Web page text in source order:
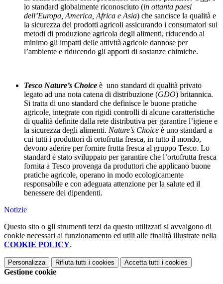
lo standard globalmente riconosciuto (in ottanta paesi
dell’Europa, America, Africa e Asia) che sancisce la qualità e
la sicurezza dei prodotti agricoli assicurando i consumatori sui
metodi di produzione agricola degli alimenti, riducendo al
minimo gli impatti delle attività agricole dannose per
l’ambiente e riducendo gli apporti di sostanze chimiche.
Tesco Nature’s Choice è uno standard di qualità privato
legato ad una nota catena di distribuzione (GDO) britannica.
Si tratta di uno standard che definisce le buone pratiche
agricole, integrate con rigidi controlli di alcune caratteristiche
di qualità definite dalla rete distributiva per garantire l’igiene e
la sicurezza degli alimenti. Nature’s Choice è uno standard a
cui tutti i produttori di ortofrutta fresca, in tutto il mondo,
devono aderire per fornire frutta fresca al gruppo Tesco. Lo
standard è stato sviluppato per garantire che l’ortofrutta fresca
fornita a Tesco provenga da produttori che applicano buone
pratiche agricole, operano in modo ecologicamente
responsabile e con adeguata attenzione per la salute ed il
benessere dei dipendenti.
Notizie
Questo sito o gli strumenti terzi da questo utilizzati si avvalgono di
cookie necessari al funzionamento ed utili alle finalità illustrate nella
COOKIE POLICY.
Personalizza Rifiuta tutti i cookies Accetta tutti i cookies
Gestione cookie